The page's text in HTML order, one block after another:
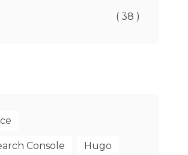
( 38 )
Console Hugo